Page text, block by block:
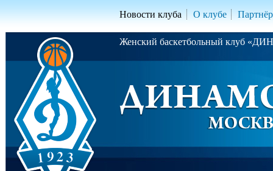
Новости клуба О клубе
Женский баскетбольный клуб